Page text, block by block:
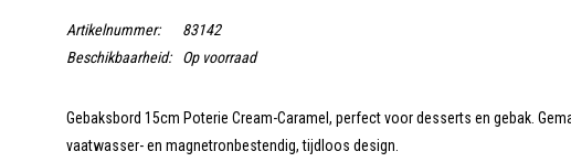
Artikelnummer:
83142
Beschikbaarheid:
Op voorraad
Gebaksbord 15cm Poterie Cream-Caramel, perfect voor desserts en gebak.
vaatwasser- en magnetronbestendig, tijdloos design.